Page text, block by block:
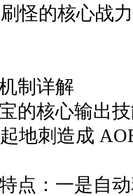
怪的核心战
制详解
的核心输出
地刺造成
点：一是自